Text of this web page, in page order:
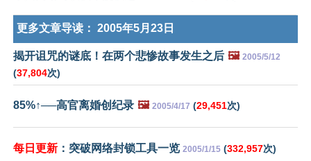
更多文章导读： 2005年5月23日
揭开诅咒的谜底！在两个悲惨故事发生之后 🖼️ 2005/5/12
(37,804次)
85%↑──高官离婚创纪录 🖼️ 2005/4/17 (29,451次)
每日更新 ：突破网络封锁工具一览 2005/1/15 (332,957次)